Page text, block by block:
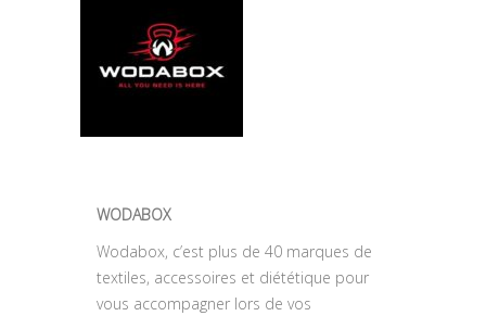
WODABOX
Wodabox, c’est plus de 40 marques de
textiles, accessoires et diététique pour
vous accompagner lors de vos